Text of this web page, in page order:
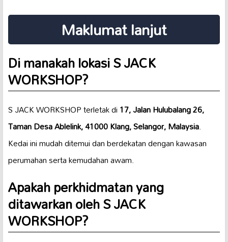
Maklumat lanjut
Di manakah lokasi S JACK
WORKSHOP?
S JACK WORKSHOP terletak di17, Jalan Hulubalang 26,
Taman Desa Ablelink, 41000 Klang, Selangor, Malaysia.
Kedai ini mudah ditemui dan berdekatan dengan kawasan
perumahan serta kemudahan awam.
Apakah perkhidmatan yang
ditawarkan oleh S JACK
WORKSHOP?